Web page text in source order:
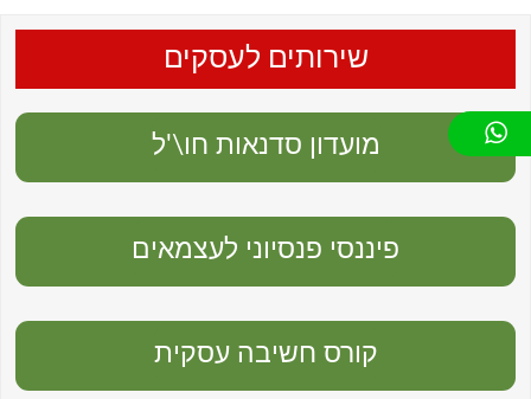
שירותים לעסקים
מועדון סדנאות חו\'ל
פיננסי פנסיוני לעצמאים
קורס חשיבה עסקית